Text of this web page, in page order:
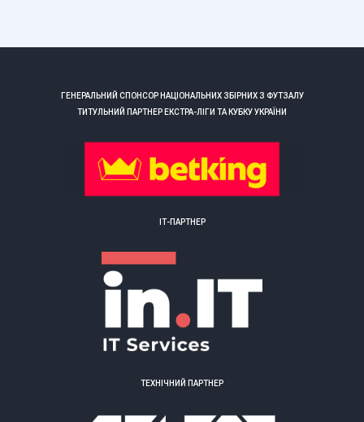
ГЕНЕРАЛЬНИЙ СПОНСОР НАЦІОНАЛЬНИХ ЗБІРНИХ З ФУТЗАЛУ
ТИТУЛЬНИЙ ПАРТНЕР ЕКСТРА-ЛІГИ ТА КУБКУ УКРАЇНИ
ІТ-ПАРТНЕР
ТЕХНІЧНИЙ ПАРТНЕР